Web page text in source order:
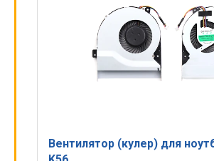
Вентилятор (кулер) для